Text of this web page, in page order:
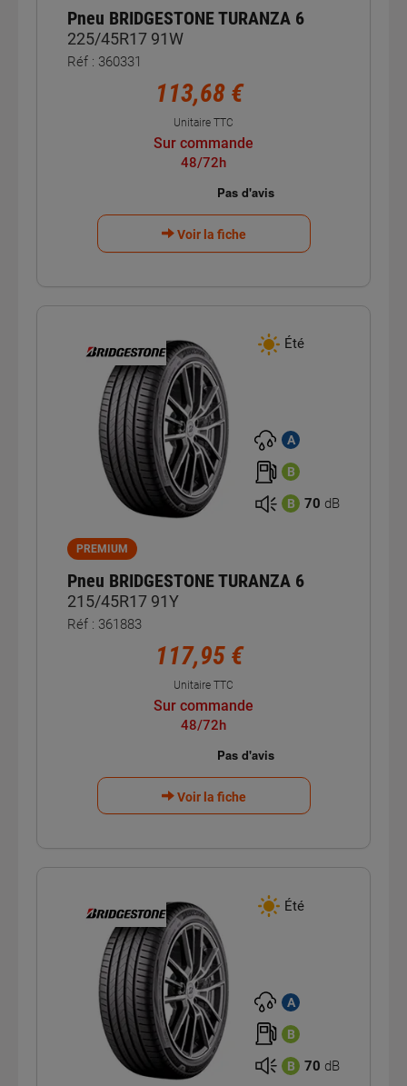
Pneu BRIDGESTONE TURANZA 6
225/45R17 91W
Réf : 360331
113,68 €
Unitaire TTC
Sur commande
48/72h
Voir la fiche
Été
A
B
B 70 dB
PREMIUM
Pneu BRIDGESTONE TURANZA 6
215/45R17 91Y
Réf : 361883
117,95 €
Unitaire TTC
Sur commande
48/72h
Voir la fiche
Été
A
B
B 70 dB